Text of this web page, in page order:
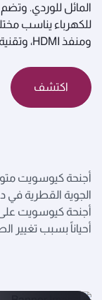
المائل للوردي.
ومنفذ HDMI، وتقنية الاتصال قريب المدى (NFC)، حسب احتياجك.
اكتشف
أجنحة كيوسويت
الجوية القطرية في
أجنحة كيوسويت على
أحياناً بسبب تغيير